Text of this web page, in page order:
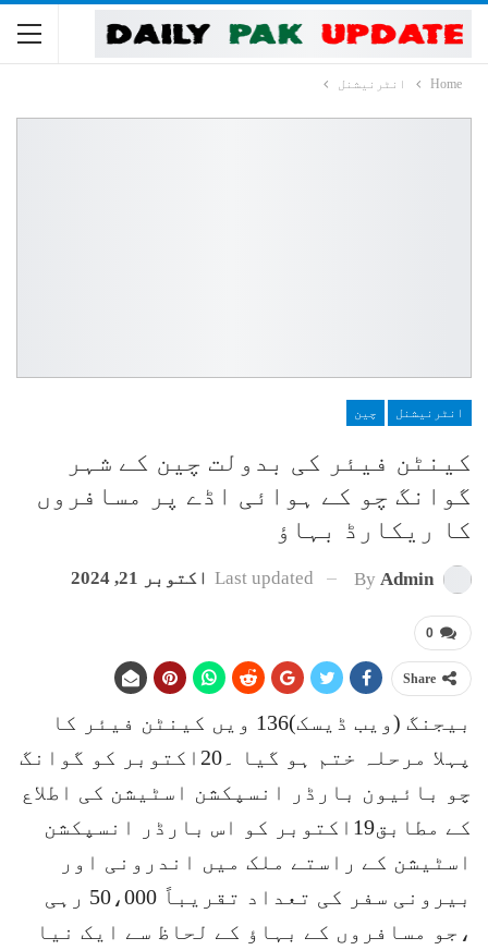
Home انٹرنیشنل
انٹرنیشنل چین
کینٹن فیئر کی بدولت چین کے شہر
گوانگ چو کے ہوائی اڈے پر مسافروں
کا ریکارڈ بہاؤ
By Admin
Last updated اکتوبر 21, 2024
0
Share
بیجنگ (ویب ڈیسک)136 ویں کینٹن فیئر کا
پہلا مرحلہ ختم ہو گیا ۔20اکتوبر کو گوانگ
چو بائیون بارڈر انسپکشن اسٹیشن کی اطلاع
کے مطابق19اکتوبر کو اس بارڈر انسپکشن
اسٹیشن کے راستے ملک میں اندرونی اور
بیرونی سفر کی تعداد تقریباً 50،000 رہی
،جو مسافروں کے بہاؤ کے لحاظ سے ایک نیا